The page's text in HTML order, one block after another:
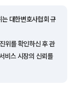
대한변호사협회 규
위를 확인하신 후 관
비스 시장의 신뢰를